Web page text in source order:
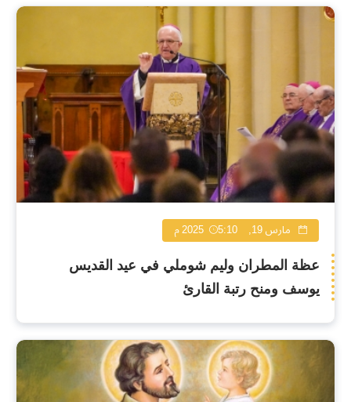
مارس 19, 2025 5:10 م
عظة المطران وليم شوملي في عيد القديس
يوسف ومنح رتبة القارئ